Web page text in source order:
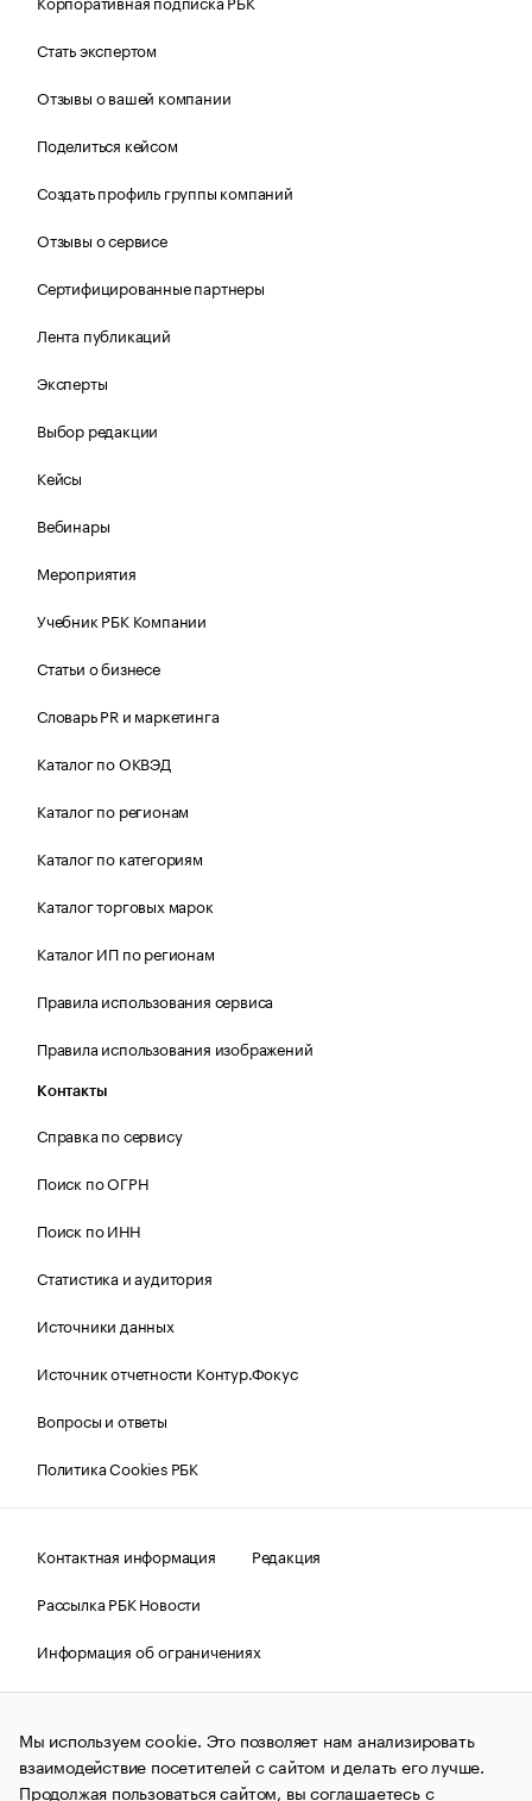
Стать экспертом
Отзывы о вашей компании
Поделиться кейсом
Создать профиль группы компаний
Отзывы о сервисе
Сертифицированные партнеры
Лента публикаций
Эксперты
Выбор редакции
Кейсы
Вебинары
Мероприятия
Учебник РБК Компании
Статьи о бизнесе
Словарь PR и маркетинга
Каталог по ОКВЭД
Каталог по регионам
Каталог по категориям
Каталог торговых марок
Каталог ИП по регионам
Правила использования сервиса
Правила использования изображений
Контакты
Справка по сервису
Поиск по ОГРН
Поиск по ИНН
Статистика и аудитория
Источники данных
Источник отчетности Контур.Фокус
Вопросы и ответы
Политика Cookies РБК
Контактная информация
Редакция
Рассылка РБК Новости
Информация об ограничениях
Правовая информация
О соблюдении авторских прав
© АО «РОСБИЗНЕСКОНСАЛТИНГ»,1995–2026.Сообщения
и материалы информационного агентства «РБК»
(зарегистрировано Федеральной службой по надзору в сфере
Мы используем cookie. Это позволяет нам анализировать
взаимодействие посетителей с сайтом и делать его лучше.
Продолжая пользоваться сайтом, вы соглашаетесь с